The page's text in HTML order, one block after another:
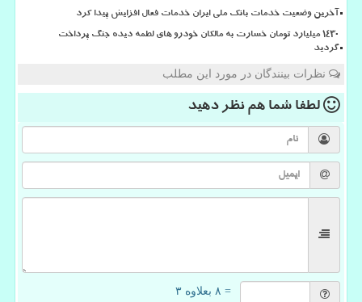
آخرین وضعیت خدمات بانک ملی ایران خدمات فعال افزایش پیدا کرد
۱۴۳۰ میلیارد تومان خسارت به مالکان خودرو های لطمه دیده جنگ پرداخت
گردید
نظرات بینندگان در مورد این مطلب
لطفا شما همنظر دهید
= ۸ بعلاوه ۳